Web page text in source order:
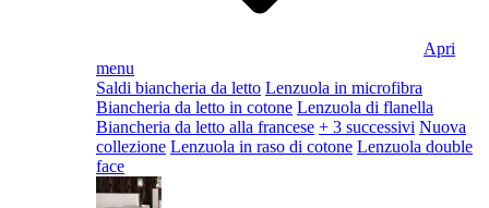
Apri
menu
Saldi biancheria da letto Lenzuola in microfibra
Biancheria da letto in cotone Lenzuola di flanella
Biancheria da letto alla francese + 3 successivi Nuova
collezione Lenzuola in raso di cotone Lenzuola double
face